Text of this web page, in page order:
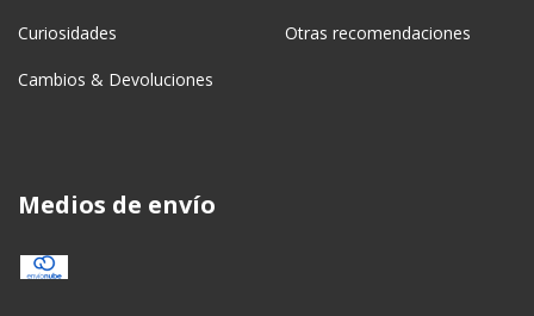
Curiosidades Otras recomendaciones
Cambios & Devoluciones
Medios de envío